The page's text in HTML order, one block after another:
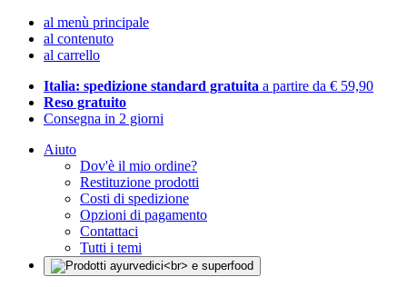
al menù principale
al contenuto
al carrello
Italia: spedizione standard gratuita a partire da € 59,90
Reso gratuito
Consegna in 2 giorni
Aiuto
Dov'è il mio ordine?
Restituzione prodotti
Costi di spedizione
Opzioni di pagamento
Contattaci
Tutti i temi